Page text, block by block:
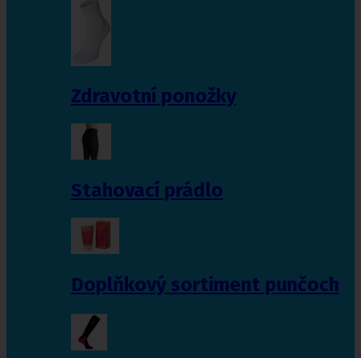
Zdravotní ponožky
Stahovací prádlo
Doplňkový sortiment punčoch